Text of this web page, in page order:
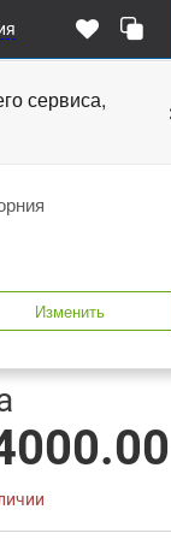
сервиса,
Изменить